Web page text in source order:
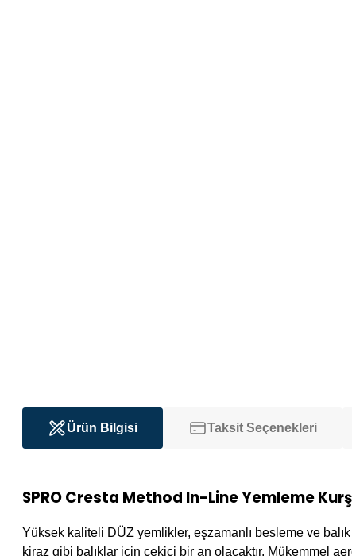
Ürün Bilgisi Taksit Seçenekleri
SPRO Cresta Method In-Line Yemleme
Yüksek kaliteli DÜZ yemlikler, eşzamanlı besleme ve
kiraz gibi balıklar için çekici bir an olacaktır. Mükemmel